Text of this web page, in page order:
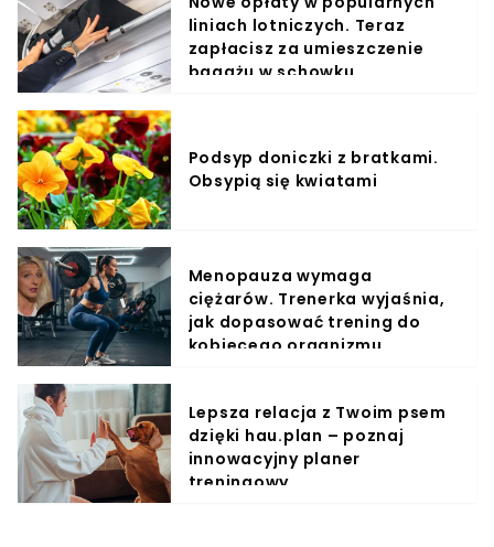
liniach lotniczych. Teraz
zapłacisz za umieszczenie
bagażu w schowku
Podsyp doniczki z bratkami.
Obsypią się kwiatami
Menopauza wymaga
ciężarów. Trenerka wyjaśnia,
jak dopasować trening do
kobiecego organizmu
Lepsza relacja z Twoim psem
dzięki hau.plan – poznaj
innowacyjny planer
treningowy